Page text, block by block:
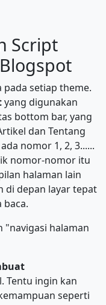
Script
setiap theme.
yang digunakan
bottom bar, yang
dan Tentang
nomor 1, 2, 3......
nomor-nomor itu
halaman lain
di depan layar tepat
baca.
"navigasi halaman
Tentu ingin kan
seperti